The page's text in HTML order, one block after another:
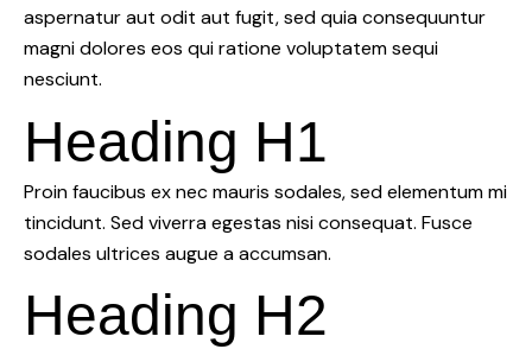
aspernatur aut odit aut fugit, sed quia consequuntur
magni dolores eos qui ratione voluptatem sequi
nesciunt.
Heading H1
Proin faucibus ex nec mauris sodales, sed elementum mi
tincidunt. Sed viverra egestas nisi consequat. Fusce
sodales ultrices augue a accumsan.
Heading H2